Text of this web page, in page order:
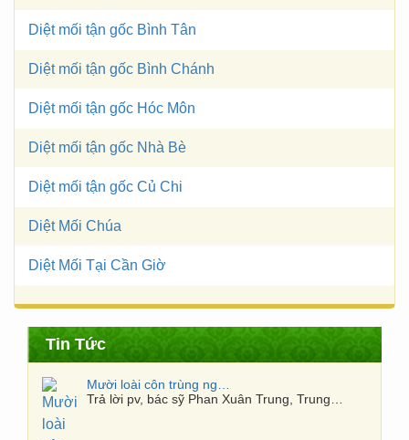
Diệt mối tận gốc Bình Tân
Diệt mối tận gốc Bình Chánh
Diệt mối tận gốc Hóc Môn
Diệt mối tận gốc Nhà Bè
Diệt mối tận gốc Củ Chi
Diệt Mối Chúa
Diệt Mối Tại Cần Giờ
Tin Tức